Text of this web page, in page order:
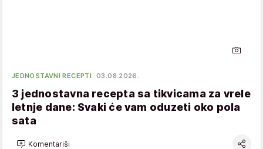
JEDNOSTAVNI RECEPTI 03.08.2026.
3 jednostavna recepta sa tikvicama za vrele
letnje dane: Svaki će vam oduzeti oko pola
sata
Komentariši